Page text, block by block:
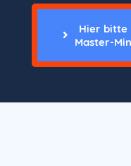
Hier bitte
Master-